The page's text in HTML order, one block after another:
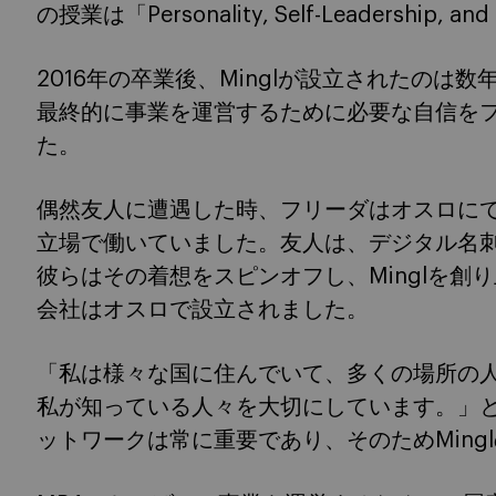
の授業は「Personality, Self-Leadership,
2016年の卒業後、Minglが設立されたのは数
最終的に事業を運営するために必要な自信を
た。
偶然友人に遭遇した時、フリーダはオスロ
立場で働いていました。友人は、デジタル名
彼らはその着想をスピンオフし、Minglを創
会社はオスロで設立されました。
「私は様々な国に住んでいて、多くの場所
私が知っている人々を大切にしています。」
ットワークは常に重要であり、そのため